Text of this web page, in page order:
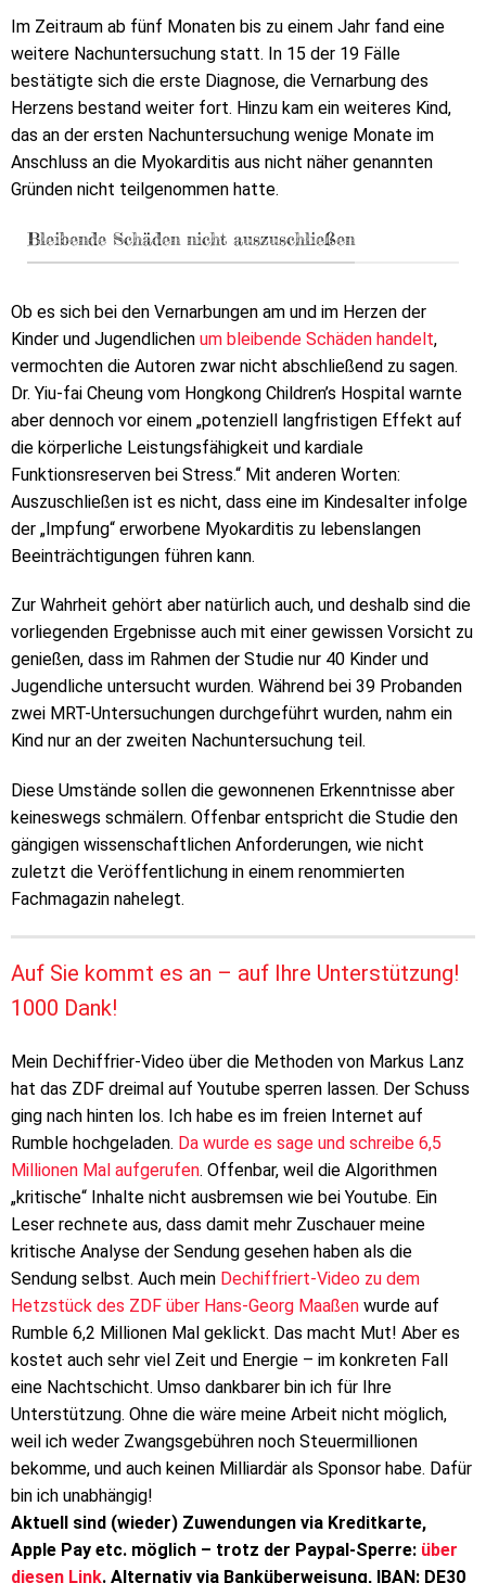
Im Zeitraum ab fünf Monaten bis zu einem Jahr fand eine
weitere Nachuntersuchung statt. In 15 der 19 Fälle
bestätigte sich die erste Diagnose, die Vernarbung des
Herzens bestand weiter fort. Hinzu kam ein weiteres Kind,
das an der ersten Nachuntersuchung wenige Monate im
Anschluss an die Myokarditis aus nicht näher genannten
Gründen nicht teilgenommen hatte.
Bleibende Schäden nicht auszuschließen
Ob es sich bei den Vernarbungen am und im Herzen der
Kinder und Jugendlichen um bleibende Schäden handelt,
vermochten die Autoren zwar nicht abschließend zu sagen.
Dr. Yiu-fai Cheung vom Hongkong Children’s Hospital warnte
aber dennoch vor einem „potenziell langfristigen Effekt auf
die körperliche Leistungsfähigkeit und kardiale
Funktionsreserven bei Stress.“ Mit anderen Worten:
Auszuschließen ist es nicht, dass eine im Kindesalter infolge
der „Impfung“ erworbene Myokarditis zu lebenslangen
Beeinträchtigungen führen kann.
Zur Wahrheit gehört aber natürlich auch, und deshalb sind die
vorliegenden Ergebnisse auch mit einer gewissen Vorsicht zu
genießen, dass im Rahmen der Studie nur 40 Kinder und
Jugendliche untersucht wurden. Während bei 39 Probanden
zwei MRT-Untersuchungen durchgeführt wurden, nahm ein
Kind nur an der zweiten Nachuntersuchung teil.
Diese Umstände sollen die gewonnenen Erkenntnisse aber
keineswegs schmälern. Offenbar entspricht die Studie den
gängigen wissenschaftlichen Anforderungen, wie nicht
zuletzt die Veröffentlichung in einem renommierten
Fachmagazin nahelegt.
Auf Sie kommt es an – auf Ihre Unterstützung!
1000 Dank!
Mein Dechiffrier-Video über die Methoden von Markus Lanz
hat das ZDF dreimal auf Youtube sperren lassen. Der Schuss
ging nach hinten los. Ich habe es im freien Internet auf
Rumble hochgeladen. Da wurde es sage und schreibe 6,5
Millionen Mal aufgerufen. Offenbar, weil die Algorithmen
„kritische“ Inhalte nicht ausbremsen wie bei Youtube. Ein
Leser rechnete aus, dass damit mehr Zuschauer meine
kritische Analyse der Sendung gesehen haben als die
Sendung selbst. Auch mein Dechiffriert-Video zu dem
Hetzstück des ZDF über Hans-Georg Maaßen wurde auf
Rumble 6,2 Millionen Mal geklickt. Das macht Mut! Aber es
kostet auch sehr viel Zeit und Energie – im konkreten Fall
eine Nachtschicht. Umso dankbarer bin ich für Ihre
Unterstützung. Ohne die wäre meine Arbeit nicht möglich,
weil ich weder Zwangsgebühren noch Steuermillionen
bekomme, und auch keinen Milliardär als Sponsor habe. Dafür
bin ich unabhängig!
Aktuell sind (wieder) Zuwendungen via Kreditkarte,
Apple Pay etc. möglich – trotz der Paypal-Sperre: über
diesen Link. Alternativ via Banküberweisung, IBAN: DE30